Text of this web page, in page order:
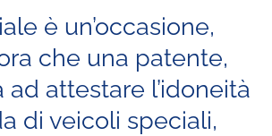
è un’occasione,
che una patente,
ad attestare l’idoneità
di veicoli speciali,